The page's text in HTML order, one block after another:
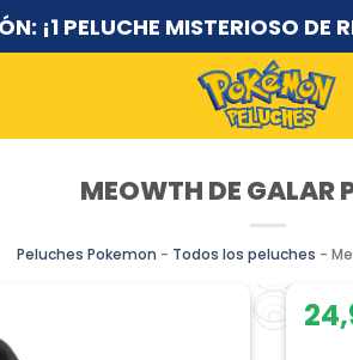
¡1 PELUCHE MISTERIOSO DE
ENVÍO GRATUITO A PARTIR
MEOWTH DE GALAR
Peluches Pokemon - Todos los peluches -